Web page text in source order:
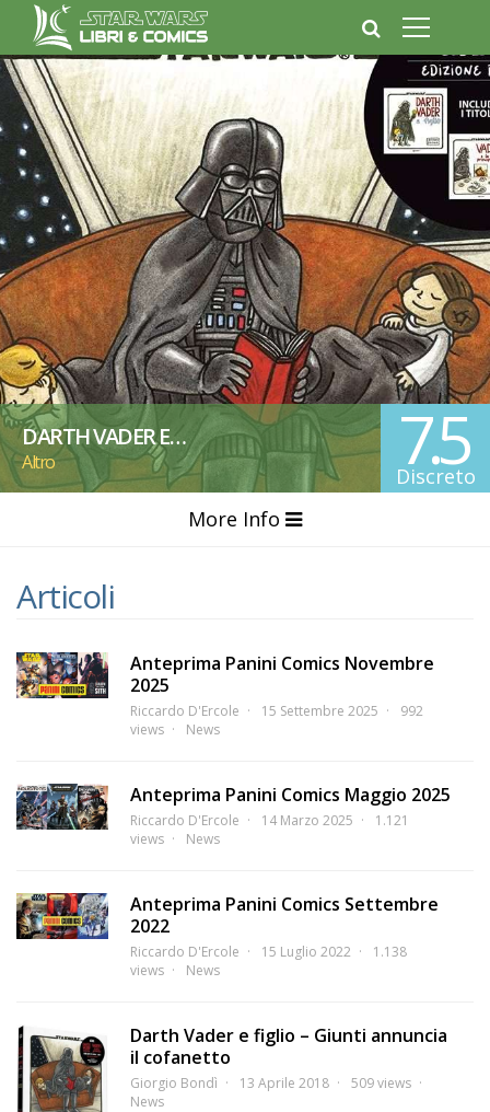
DARTH VADER E…
Altro 7.5
Discreto
More Info
Articoli
Anteprima Panini Comics Novembre
2025
Riccardo D'Ercole 15 Settembre 2025
992
views
News
Anteprima Panini Comics Maggio 2025
Riccardo D'Ercole 14 Marzo 2025
1.121
views
News
Anteprima Panini Comics Settembre
2022
Riccardo D'Ercole 15 Luglio 2022
1.138
views
News
Darth Vader e figlio – Giunti annuncia
il cofanetto
Giorgio Bondì 13 Aprile 2018
509 views
News